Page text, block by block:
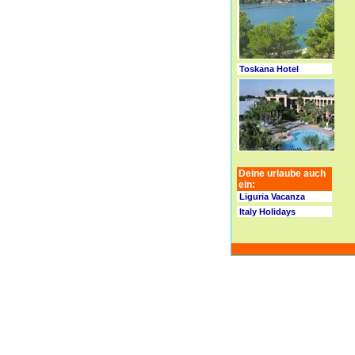
Toskana Hotel
Deine urlaube auch
ein:
Liguria Vacanza
Italy Holidays